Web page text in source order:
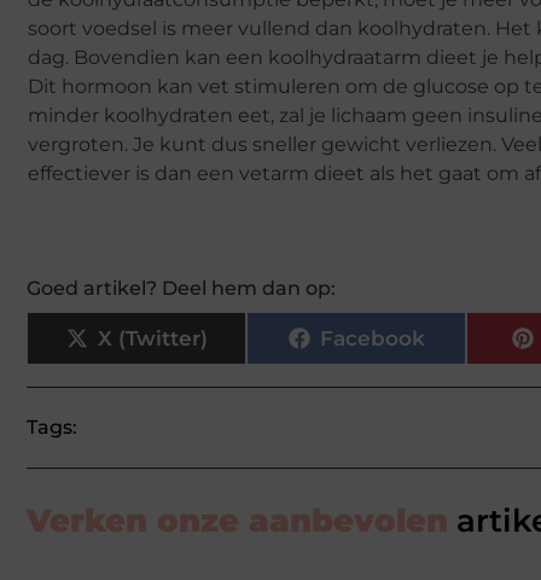
soort voedsel is meer vullend dan koolhydraten.
dag. Bovendien kan een koolhydraatarm dieet je
Dit hormoon kan vet stimuleren om de glucose op
minder koolhydraten eet, zal je lichaam geen
vergroten. Je kunt dus sneller gewicht verliezen.
effectiever is dan een vetarm dieet als het gaat om
Goed artikel? Deel hem dan op:
X (Twitter) Facebook
Tags:
Verken onze aanbevolen